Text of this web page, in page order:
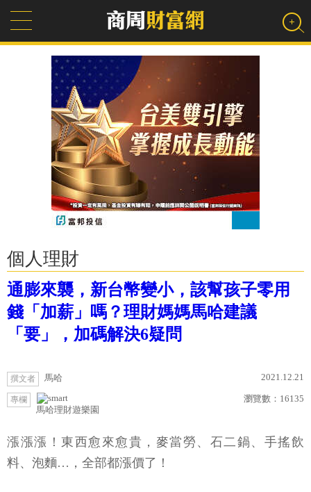
個人理財
通膨來襲，新台幣變小，該幫孩子零用
錢「加薪」嗎？理財媽媽馬哈建議
「要」，加碼解決6疑問
撰文者 馬哈 2021.12.21
專欄
馬哈理財遊樂園
瀏覽數： 16135
漲漲漲！東西愈來愈貴，麥當勞、石二鍋、手搖飲
料、泡麵…，全部都漲價了！